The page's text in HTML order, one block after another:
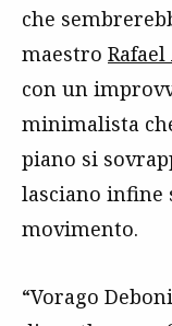
che
maestro
con un
minimalista
piano si
lasciano infine
movimento.
“Vorago